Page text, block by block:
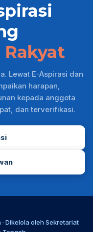
Lewat E-Aspirasi dan
harapan,
kepada anggota
dan terverifikasi.
· Dikelola oleh Sekretariat